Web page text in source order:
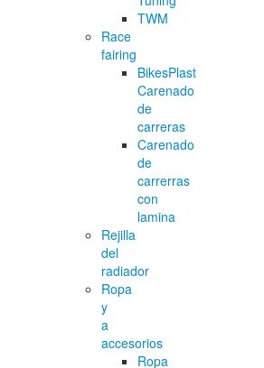
TWM
Race
fairing
BikesPlast
Carenado
de
carreras
Carenado
de
carrerras
con
lamina
Rejilla
del
radiador
Ropa
y
a
accesorios
Ropa